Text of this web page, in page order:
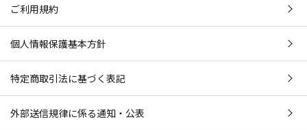
ご利用規約
個人情報保護基本方針
特定商取引法に基づく表記
外部送信規律に係る通知・公表